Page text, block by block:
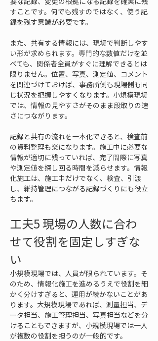
すことです。何でも残すのではなく、使う記
録を残す意識が必要です。
また、共有する情報には、現場で判断しやす
い形が求められます。専門的な数値だけを並
べても、関係者全員がすぐに理解できるとは
限りません。位置、写真、測定値、コメント
を関連づけておけば、事務所側も現場側も同
じ状況を把握しやすくなります。小規模現場
では、情報の見やすさがそのまま段取りの速
さにつながります。
記録と共有の流れを一本化できると、検査前
の資料整理も楽になります。施工中に必要な
情報が適切に残っていれば、完了間際に写真
や測定値を探し回る時間を減らせます。情報
化施工は、施工中だけでなく、検査、引渡
し、維持管理につながる記録づくりにも役立
ちます。
工夫5 現場の人数に合わ
せて役割を固定しすぎな
い
小規模現場では、人員が限られています。そ
のため、情報化施工を進めるうえで役割を細
かく分けすぎると、運用が続かないことがあ
ります。大規模現場であれば、測量担当、デ
ータ担当、施工管理担当、写真担当などを分
けることもできますが、小規模現場では一人
が複数の役割を担うのが一般的です。